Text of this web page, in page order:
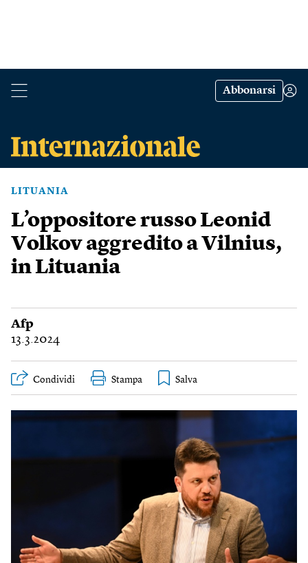
Abbonarsi
LITUANIA
L’oppositore russo Leonid
Volkov aggredito a Vilnius,
in Lituania
Afp
13.3.2024
Condividi Stampa